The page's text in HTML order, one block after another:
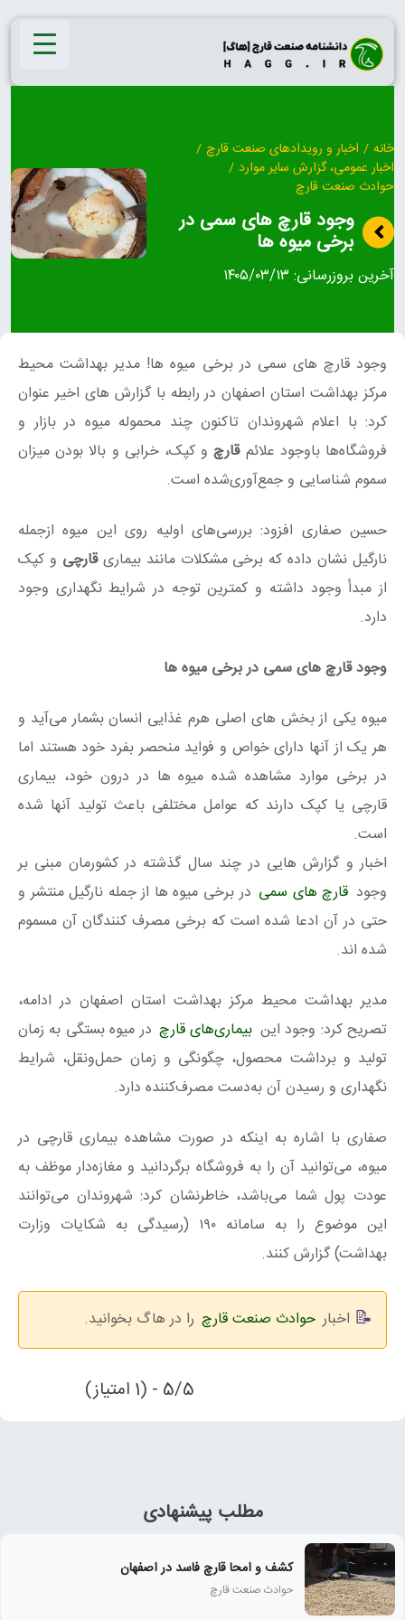
Skip
content
خانه / اخبار و رویدادهای صنعت قارچ /
اخبار عمومی، گزارش سایر موارد /
حوادث صنعت قارچ
وجود قارچ های سمی در
برخی میوه ها
آخرین بروزرسانی: ۱۴۰۵/۰۳/۱۳
وجود قارچ های سمی در برخی میوه ها! مدیر بهداشت محیط
مرکز بهداشت استان اصفهان در رابطه با گزارش های اخیر عنوان
کرد: با اعلام شهروندان تاکنون چند محموله میوه در بازار و
فروشگاه‌ها باوجود علائمقارچو کپک، خرابی و بالا بودن میزان
سموم شناسایی و جمع‌‌آوری‌شده است.
حسین صفاری افزود: بررسی‌های اولیه روی این میوه ازجمله
نارگیل نشان داده که برخی مشکلات مانند بیماریقارچی و کپک
از مبدأ وجود داشته و کمترین توجه در شرایط نگهداری وجود
دارد.
وجود قارچ های سمی در برخی میوه ها
ميوه يكی از بخش های اصلی هرم غذايی انسان بشمار می‌آيد و
هر يک از آنها دارای خواص و فوايد منحصر بفرد خود هستند اما
در برخی موارد مشاهده شده ميوه ها در درون خود، بيماری
قارچی يا كپک دارند كه عوامل مختلفی باعث توليد آنها شده
است.
اخبار و گزارش هایی در چند سال گذشته در كشورمان مبنی بر
وجود قارچ های سمی در برخی ميوه ها از جمله نارگيل منتشر و
حتی در آن ادعا شده است كه برخی مصرف كنندگان آن مسموم
شده اند.
مدیر بهداشت محیط مرکز بهداشت استان اصفهان در ادامه،
تصریح کرد: وجود این بیماری‌های قارچ در میوه بستگی به زمان
تولید و برداشت محصول، چگونگی و زمان حمل‌ونقل، شرایط
نگهداری و رسیدن آن به‌دست مصرف‌کننده دارد.
صفاری با اشاره به اینکه در صورت مشاهده بیماری قارچی در
میوه، می‌توانید آن را به فروشگاه برگردانید و مغازه‌دار موظف به
عودت پول شما می‌باشد، خاطرنشان کرد: شهروندان می‌توانند
این موضوع را به سامانه ۱۹۰ (رسیدگی به شکایات وزارت
بهداشت) گزارش کنند.
اخبار حوادث صنعت قارچ را در هاگ بخوانید.
5/5 - (1 امتیاز)
مطلب پیشنهادی
کشف و امحا قارچ فاسد در اصفهان
حوادث صنعت قارچ